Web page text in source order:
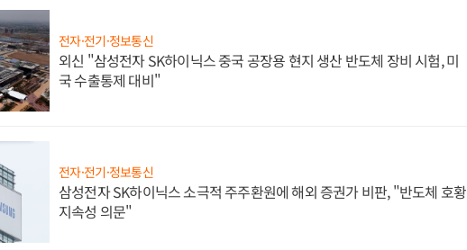
전자·전기·정보통신
외신 "삼성전자 SK하이닉스 중국 공장용 현지 생산 반도체 장비 시험, 미
국 수출통제 대비"
전자·전기·정보통신
삼성전자 SK하이닉스 소극적 주주환원에 해외 증권가 비판, "반도체 호황
지속성 의문"